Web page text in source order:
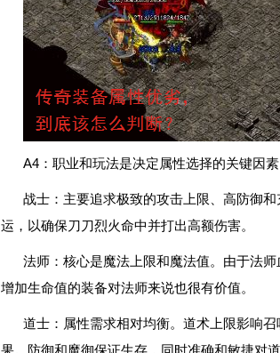
A4：职业和玩法是决定属性选择的关键因素
战士：主要追求极致的攻击上限、高防御
运，以确保刀刀烈火命中并打出高额伤害。
法师：核心是魔法上限和魔法值。由于法
增加生命值的装备对法师来说也很有价值。
道士：属性需求相对均衡。道术上限影响
果。防御和魔御保证生存，同时准确和敏捷对